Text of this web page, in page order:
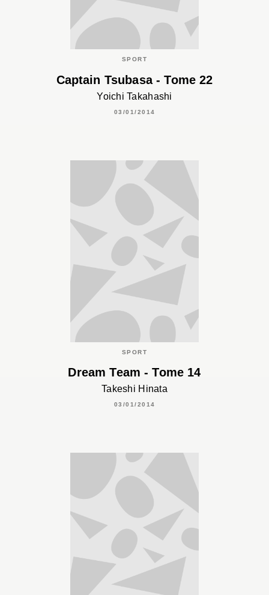
SPORT
Captain Tsubasa - Tome 22
Yoichi Takahashi
03/01/2014
SPORT
Dream Team - Tome 14
Takeshi Hinata
03/01/2014